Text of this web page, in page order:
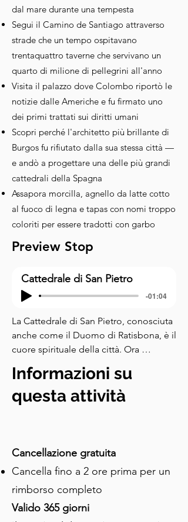
dal mare durante una tempesta
Segui il Camino de Santiago attraverso
strade che un tempo ospitavano
trentaquattro taverne che servivano un
quarto di milione di pellegrini all'anno
Visita il palazzo dove Colombo riportò le
notizie dalle Americhe e fu firmato uno
dei primi trattati sui diritti umani
Scopri perché l'architetto più brillante di
Burgos fu rifiutato dalla sua stessa città —
e andò a progettare una delle più grandi
cattedrali della Spagna
Assapora morcilla, agnello da latte cotto
al fuoco di legna e tapas con nomi troppo
coloriti per essere tradotti con garbo
Preview Stop
Cattedrale di San Pietro
-01:04
La Cattedrale di San Pietro, conosciuta
anche come il Duomo di Ratisbona, è il
cuore spirituale della città. Ora
delle dimensioni di Ratisbona ha
costruito una cattedrale così
grandiosa? Questo ci riporta alla nostra
tredicesimo secolo, finanziata in gran
parte dalla straordinaria ricchezza
commerciale della città. Parleremo più
a fondo del commercio nella nostra
tappa successiva, ma per ora, tenete a
mente che, mentre fu commissionata
Informazioni su
questa attività
Cancellazione gratuita
Cancella fino a 2 ore prima per un
rimborso completo
Valido 365 giorni